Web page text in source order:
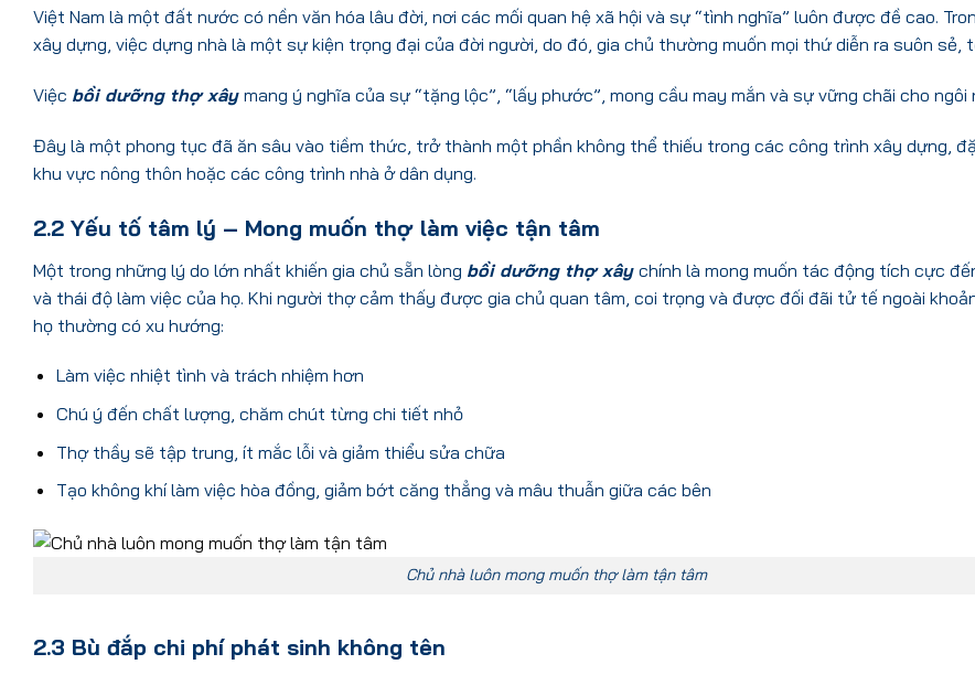
Việt Nam là một đất nước có nền văn hóa lâu đời, nơi các mối quan hệ xã hội và sự “tình nghĩa” luôn được đề cao.
xây dựng, việc dựng nhà là một sự kiện trọng đại của đời người, do đó, gia chủ thường muốn mọi thứ diễn ra suôn sẻ,
Việc bồi dưỡng thợ xây mang ý nghĩa của sự “tặng lộc”, “lấy phước”, mong cầu may mắn và sự vững chãi cho ngôi
Đây là một phong tục đã ăn sâu vào tiềm thức, trở thành một phần không thể thiếu trong các công trình xây dựng,
khu vực nông thôn hoặc các công trình nhà ở dân dụng.
2.2 Yếu tố tâm lý – Mong muốn thợ làm việc tận tâm
Một trong những lý do lớn nhất khiến gia chủ sẵn lòng bồi dưỡng thợ xây chính là mong muốn tác động tích cực
và thái độ làm việc của họ. Khi người thợ cảm thấy được gia chủ quan tâm, coi trọng và được đối đãi tử tế ngoài
họ thường có xu hướng:
Làm việc nhiệt tình và trách nhiệm hơn
Chú ý đến chất lượng, chăm chút từng chi tiết nhỏ
Thợ thầy sẽ tập trung, ít mắc lỗi và giảm thiểu sửa chữa
Tạo không khí làm việc hòa đồng, giảm bớt căng thẳng và mâu thuẫn giữa các bên
Chủ nhà luôn mong muốn thợ làm tận tâm
2.3 Bù đắp chi phí phát sinh không tên